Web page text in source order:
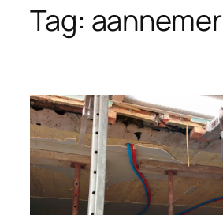
Tag: aannemer